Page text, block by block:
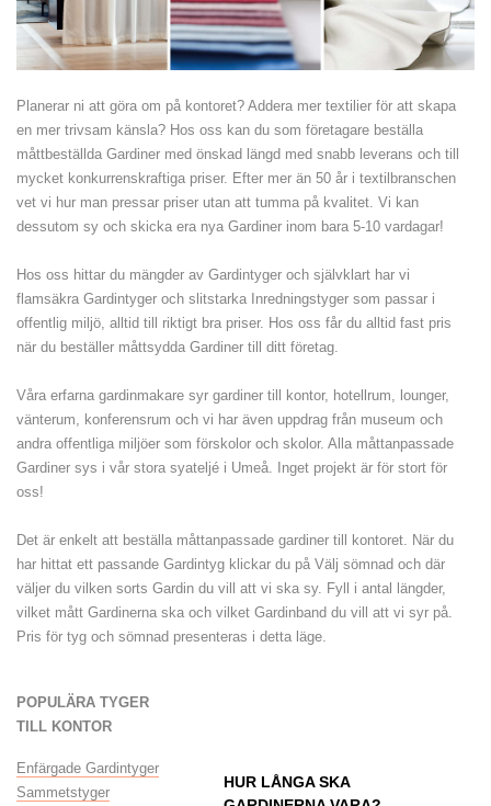
Planerar ni att göra om på kontoret? Addera mer textilier för att skapa
en mer trivsam känsla? Hos oss kan du som företagare beställa
måttbeställda Gardiner med önskad längd med snabb leverans och till
mycket konkurrenskraftiga priser. Efter mer än 50 år i textilbranschen
vet vi hur man pressar priser utan att tumma på kvalitet. Vi kan
dessutom sy och skicka era nya Gardiner inom bara 5-10 vardagar!
Hos oss hittar du mängder av Gardintyger och självklart har vi
flamsäkra Gardintyger och slitstarka Inredningstyger som passar i
offentlig miljö, alltid till riktigt bra priser. Hos oss får du alltid fast pris
när du beställer måttsydda Gardiner till ditt företag.
Våra erfarna gardinmakare syr gardiner till kontor, hotellrum, lounger,
vänterum, konferensrum och vi har även uppdrag från museum och
andra offentliga miljöer som förskolor och skolor. Alla måttanpassade
Gardiner sys i vår stora syateljé i Umeå. Inget projekt är för stort för
oss!
Det är enkelt att beställa måttanpassade gardiner till kontoret. När du
har hittat ett passande Gardintyg klickar du på Välj sömnad och där
väljer du vilken sorts Gardin du vill att vi ska sy. Fyll i antal längder,
vilket mått Gardinerna ska och vilket Gardinband du vill att vi syr på.
Pris för tyg och sömnad presenteras i detta läge.
POPULÄRA TYGER
TILL KONTOR
Enfärgade Gardintyger
Sammetstyger
HUR LÅNGA SKA